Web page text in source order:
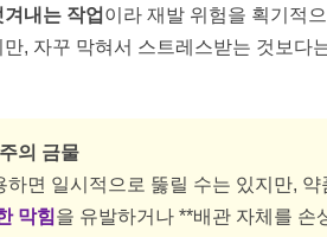
내는 작업 이라 재발 위험을 획기적
, 자꾸 막혀서 스트레스받는 것보다
의 금물
면 일시적으로 뚫릴 수는 있지만, 약
막힘을 유발하거나 **배관 자체를 손